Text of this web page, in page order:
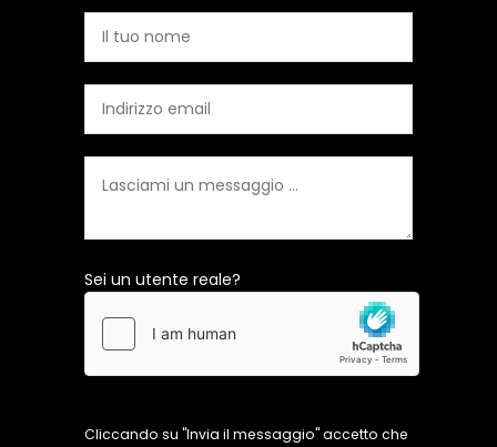
Sei un utente reale?
Cliccando su "Invia il messaggio" accetto che